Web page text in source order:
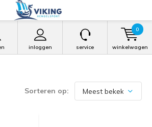
inloggen service winkelwagen
0
Sorteren op: